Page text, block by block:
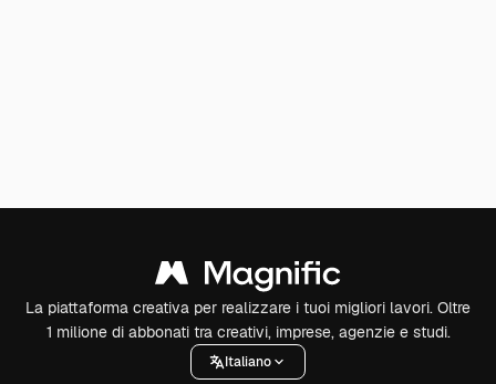
La piattaforma creativa per realizzare i tuoi migliori lavori. Oltre
1 milione di abbonati tra creativi, imprese, agenzie e studi.
Italiano